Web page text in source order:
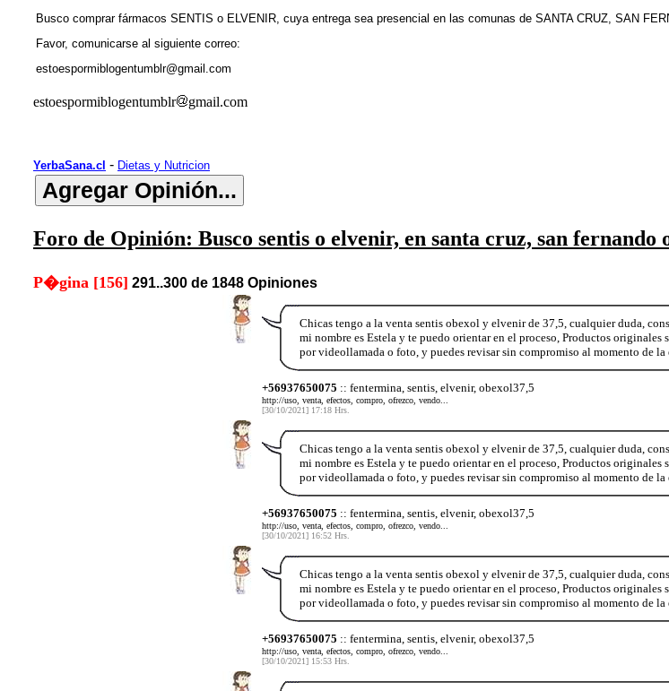
Busco comprar fármacos SENTIS o ELVENIR, cuya entrega sea presencial en las comunas de SANTA CRUZ, SAN
Favor, comunicarse al siguiente correo:
estoespormiblogentumblr@gmail.com
estoespormiblogentumblr gmail.com
YerbaSana.cl - Dietas y Nutricion
Foro de Opinión: Busco sentis o elvenir, en santa cruz, san fernando
P�gina [156] 291..300 de 1848 Opiniones
Chicas tengo a la venta sentis obexol y elvenir de 37,5, cualquier duda,
mi nombre es Estela y te puedo orientar en el proceso, Productos
por videollamada o foto, y puedes revisar sin compromiso al momento de la
+56937650075 :: fentermina, sentis, elvenir, obexol37,5
http://uso, venta, efectos, compro, ofrezco, vendo...
[30/10/2021] 17:18 Hrs.
Chicas tengo a la venta sentis obexol y elvenir de 37,5, cualquier duda,
mi nombre es Estela y te puedo orientar en el proceso, Productos
por videollamada o foto, y puedes revisar sin compromiso al momento de la
+56937650075 :: fentermina, sentis, elvenir, obexol37,5
http://uso, venta, efectos, compro, ofrezco, vendo...
[30/10/2021] 16:52 Hrs.
Chicas tengo a la venta sentis obexol y elvenir de 37,5, cualquier duda,
mi nombre es Estela y te puedo orientar en el proceso, Productos
por videollamada o foto, y puedes revisar sin compromiso al momento de la
+56937650075 :: fentermina, sentis, elvenir, obexol37,5
http://uso, venta, efectos, compro, ofrezco, vendo...
[30/10/2021] 15:53 Hrs.